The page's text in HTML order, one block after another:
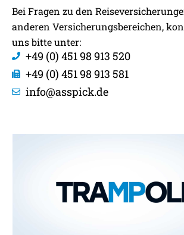
Bei Fragen zu den
anderen Versicherungsbereichen,
uns bitte unter:
+49 (0) 451 98 913 520
+49 (0) 451 98 913 581
info@asspick.de